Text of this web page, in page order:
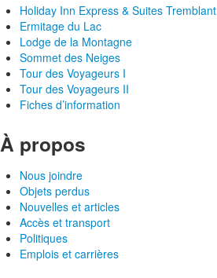
Holiday Inn Express & Suites Tremblant
Ermitage du Lac
Lodge de la Montagne
Sommet des Neiges
Tour des Voyageurs I
Tour des Voyageurs II
Fiches d’information
À propos
Nous joindre
Objets perdus
Nouvelles et articles
Accès et transport
Politiques
Emplois et carrières